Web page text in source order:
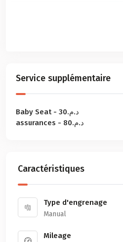
Service supplémentaire
Baby Seat - د.م.30
assurances - د.م.80
Caractéristiques
Type d'engrenage
Manual
Mileage